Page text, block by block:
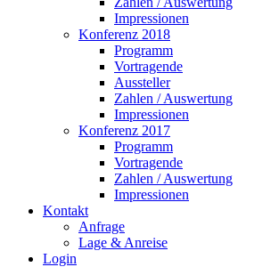
Impressionen
Konferenz 2018
Programm
Vortragende
Aussteller
Zahlen / Auswertung
Impressionen
Konferenz 2017
Programm
Vortragende
Zahlen / Auswertung
Impressionen
Kontakt
Anfrage
Lage & Anreise
Login